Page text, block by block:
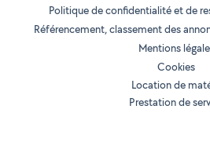
Politique de confidentialité et de
Référencement, classement des
Mentions
Cookies
Location de
Prestation de